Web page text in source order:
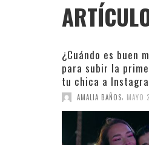
¿Cuándo es buen
para subir la
tu chica a
AMALIA BAÑOS MAYO